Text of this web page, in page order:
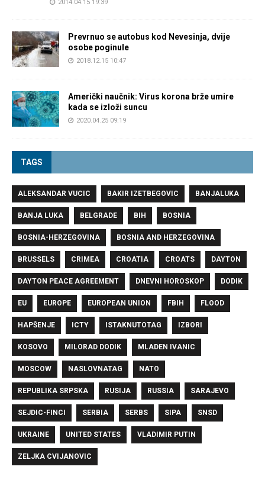
2014.04.15 19:39
Prevrnuo se autobus kod Nevesinja, dvije
osobe poginule
2018.12.15 10:47
Američki naučnik: Virus korona brže umire
kada se izloži suncu
2020.04.25 09:19
TAGS
ALEKSANDAR VUCIC BAKIR IZETBEGOVIC BANJALUKA
BANJA LUKA BELGRADE BIH BOSNIA
BOSNIA-HERZEGOVINA BOSNIA AND HERZEGOVINA
BRUSSELS CRIMEA CROATIA CROATS DAYTON
DAYTON PEACE AGREEMENT DNEVNI HOROSKOP DODIK
EU EUROPE EUROPEAN UNION FBIH FLOOD
HAPŠENJE ICTY ISTAKNUTOTAG IZBORI
KOSOVO MILORAD DODIK MLADEN IVANIC
MOSCOW NASLOVNATAG NATO
REPUBLIKA SRPSKA RUSIJA RUSSIA SARAJEVO
SEJDIC-FINCI SERBIA SERBS SIPA SNSD
UKRAINE UNITED STATES VLADIMIR PUTIN
ZELJKA CVIJANOVIC